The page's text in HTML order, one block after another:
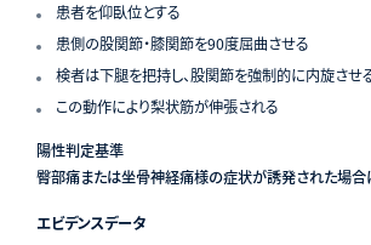
患者を仰臥位とする
患側の股関節・膝関節を90度屈曲させる
検者は下腿を把持し、股関節を強制的に内旋させ
この動作により梨状筋が伸張される
陽性判定基準
臀部痛または坐骨神経痛様の症状が誘発された場合
エビデンスデータ